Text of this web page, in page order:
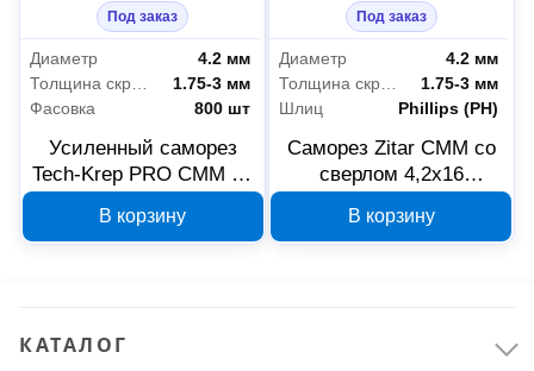
Под заказ
Диаметр
4.2 мм
1.75-3 мм
Фасовка
800 шт
Усиленный саморез
Tech-Krep PRO СММ св
В корзину
Под заказ
Диаметр
4.2 мм
Толщина скрепляемых материалов
1.75-3 мм
Шлиц
Phillips (PH)
Саморез Zitar СММ со
сверлом 4,2x16
146532
В корзину
КАТАЛОГ